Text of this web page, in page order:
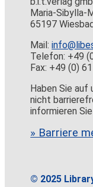
Maria-Sibylla-
65197
Mail:
Telefon: +49
Fax: +49 (0)
Haben Sie
nicht
informieren
» Barriere
© 2025